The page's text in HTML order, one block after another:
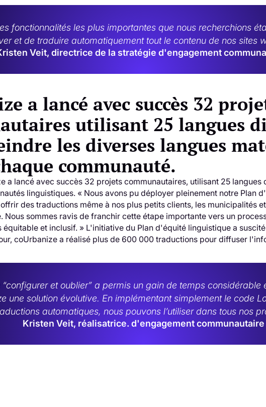
fonctionnalités les plus importantes que nous recherchions
et de traduire automatiquement tout le contenu de nos sites
Veit, directrice de la stratégie d'engagement
a lancé avec succès 32
utilisant 25 langues
les diverses langues
communauté.
a lancé avec succès 32 projets communautaires, utilisant 25
linguistiques. « Nous avons pu déployer pleinement notre Plan
des traductions même à nos plus petits clients, les municipalités
Nous sommes ravis de franchir cette étape importante vers un
équitable et inclusif. » L'initiative du Plan d'équité linguistique a
coUrbanize a réalisé plus de 600 000 traductions pour diffuser
“configurer et oublier” a permis un gain de temps
une solution évolutive. En implémentant simplement le code
automatiques, nous pouvons l’utiliser dans tous nos
Kristen Veit, réalisatrice. d'engagement communautaire